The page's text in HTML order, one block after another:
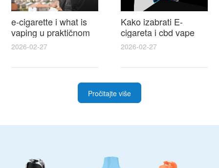
e-cigarette i what is
vaping u praktičnom
vodiču za početnike i
odgovorne korisnike
2026-02-27
Kako izabrati E-
cigareta i cbd vape
top modeli sigurnost
praktični savjeti za
kupovinu
2026-02-27
Pročitajte više